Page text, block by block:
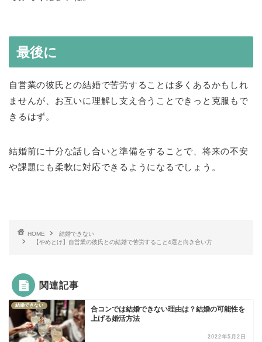
最後に
自営業の彼氏との結婚で苦労することは多くあるかもしれ
ませんが、お互いに理解し支え合うことできっと克服もで
きるはず。
結婚前に十分な話し合いと準備をすることで、将来の不安
や課題にも柔軟に対応できるようになるでしょう。
HOME
結婚できない
【やめとけ】自営業の彼氏との結婚で苦労すること4選と向き合い方
関連記事
結婚できない
合コンでは結婚できない理由は？結婚の可能性を
上げる婚活方法
2022年5月2日